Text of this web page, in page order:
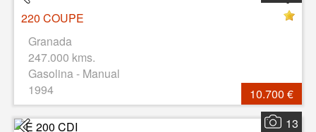
220 COUPE
Granada
247.000 kms.
Gasolina - Manual
1994
10.700 €
13